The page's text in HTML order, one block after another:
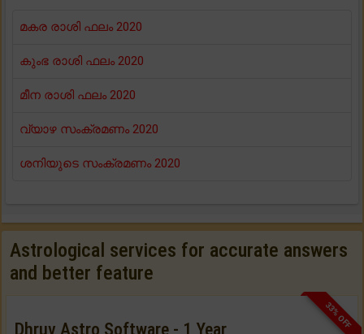
മകര രാശി ഫലം 2020
കുംഭ രാശി ഫലം 2020
മീന രാശി ഫലം 2020
വ്യാഴ സംക്രമണം 2020
ശനിയുടെ സംക്രമണം 2020
Astrological services for accurate answers
and better feature
33% OFF
Dhruv Astro Software - 1 Year